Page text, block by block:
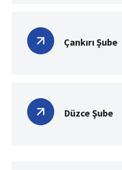
Çankırı Şube
Düzce Şube